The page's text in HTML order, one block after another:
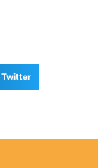
Twitter